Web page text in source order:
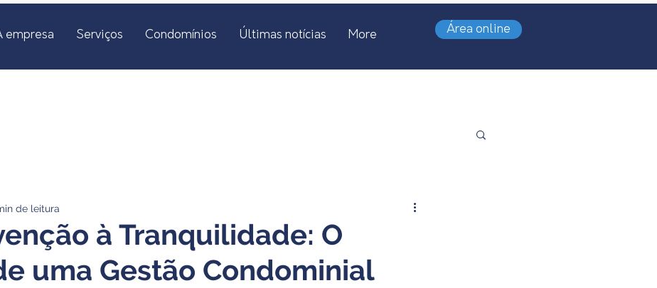
empresa Serviços Condomínios Últimas notícias More Área online
à Tranquilidade: O
uma Gestão Condominial
de leitura